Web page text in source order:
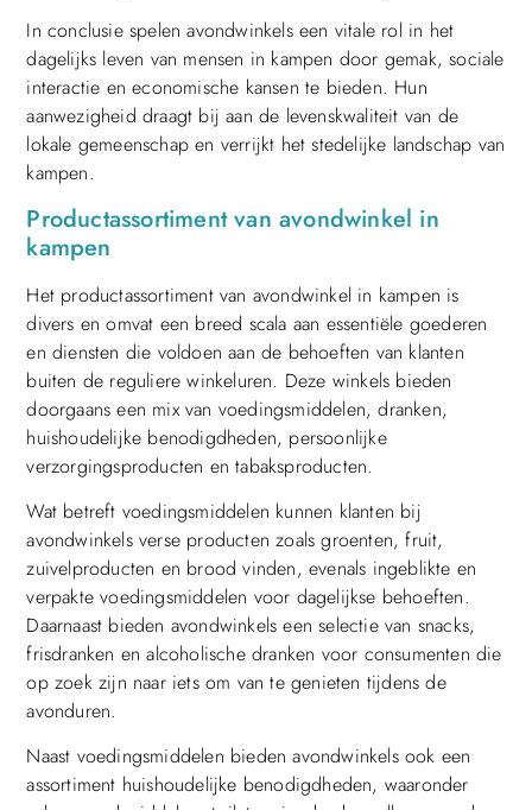
In conclusie spelen avondwinkels een vitale rol in het
dagelijks leven van mensen in kampen door gemak, sociale
interactie en economische kansen te bieden. Hun
aanwezigheid draagt bij aan de levenskwaliteit van de
lokale gemeenschap en verrijkt het stedelijke landschap van
kampen.
Productassortiment van avondwinkel in
kampen
Het productassortiment van avondwinkel in kampen is
divers en omvat een breed scala aan essentiële goederen
en diensten die voldoen aan de behoeften van klanten
buiten de reguliere winkeluren. Deze winkels bieden
doorgaans een mix van voedingsmiddelen, dranken,
huishoudelijke benodigdheden, persoonlijke
verzorgingsproducten en tabaksproducten.
Wat betreft voedingsmiddelen kunnen klanten bij
avondwinkels verse producten zoals groenten, fruit,
zuivelproducten en brood vinden, evenals ingeblikte en
verpakte voedingsmiddelen voor dagelijkse behoeften.
Daarnaast bieden avondwinkels een selectie van snacks,
frisdranken en alcoholische dranken voor consumenten die
op zoek zijn naar iets om van te genieten tijdens de
avonduren.
Naast voedingsmiddelen bieden avondwinkels ook een
assortiment huishoudelijke benodigdheden, waaronder